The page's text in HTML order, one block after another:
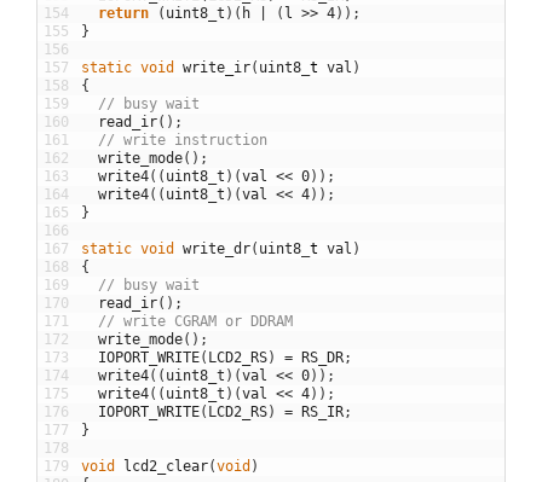
154
155
156
157
158
159
160
161
162
163
164
165
166
167
168
169
170
171
172
173
174
175
176
177
178
179
return
( uint8_t ) ( h ( l >> 4) ) ;
}
static void write_ir( uint8 t val )
{
// busy wait
read_ir( ) ;
// write instruction
write_mode( ) ;
write4( ( uint8_t ) (val << 0) ) ;
write4( ( uint8_t ) (val << 4) ) ;
}
static void write_dr( uint8 t val )
{
// busy wait
read_ir( ) ;
// write CGRAM or DDRAM
write_mode( ) ;
IOPORT_WRITE( LCD2_RS) = RS_DR;
write4( ( uint8_t ) (val << 0) ) ;
write4( ( uint8_t ) (val << 4) ) ;
IOPORT_WRITE( LCD2_RS) = RS_IR;
}
void lcd2_clear(void )